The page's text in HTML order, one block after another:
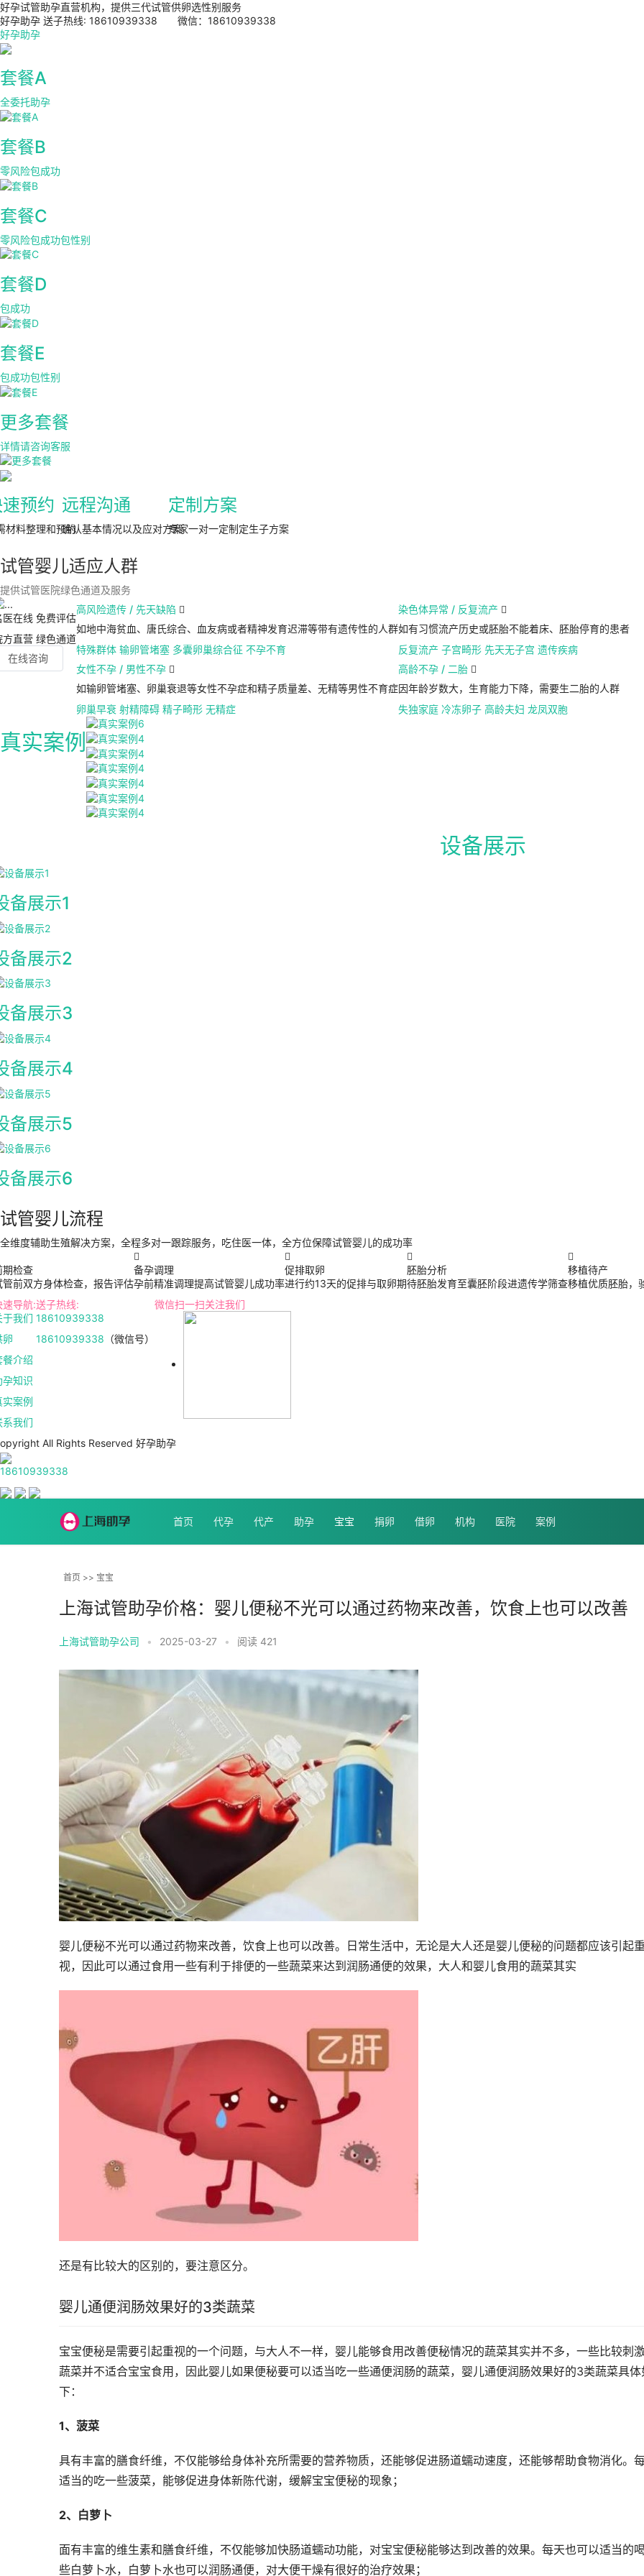
好孕试管助孕直营机构，提供三代试管供卵选性别服务
好孕助孕 送子热线: 18610939338 微信：18610939338
好孕助孕
套餐A
全委托助孕
套餐B
零风险包成功
套餐C
零风险包成功包性别
套餐D
包成功
套餐E
包成功包性别
更多套餐
详情请咨询客服
预约
材料整理和预约
远程沟通
确认基本情况以及应对方案
定制方案
专家一对一定制定生子方案
试管婴儿适应人群
提供试管医院绿色通道及服务
医在线 免费评估
方直营 绿色通道
在线咨询
高风险遗传 / 先天缺陷 
如地中海贫血、唐氏综合、血友病或者精神发育迟滞等带有遗传性的人群
特殊群体 输卵管堵塞 多囊卵巢综合征 不孕不育
女性不孕 / 男性不孕 
如输卵管堵塞、卵巢衰退等女性不孕症和精子质量差、无精等男性不育症
卵巢早衰 射精障碍 精子畸形 无精症
染色体异常 / 反复流产 
如有习惯流产历史或胚胎不能着床、胚胎停育的患者
反复流产 子宫畸形 先天无子宫 遗传疾病
高龄不孕 / 二胎 
因年龄岁数大，生育能力下降，需要生二胎的人群
失独家庭 冷冻卵子 高龄夫妇 龙凤双胞
真实案例
设备展示
备展示1
备展示2
备展示3
备展示4
备展示5
备展示6
试管婴儿流程
全维度辅助生殖解决方案，全程多对一跟踪服务，吃住医一体，全方位保障试管婴儿的成功率
期检查
管前双方身体检查，报告评估

备孕调理
孕前精准调理提高试管婴儿成功率

促排取卵
进行约13天的促排与取卵期

胚胎分析
待胚胎发育至囊胚阶段进遗传学筛查

移植待产
移植优质胚胎，
速导航:
于我们
卵
餐介绍
孕知识
实案例
系我们
送子热线:
18610939338
18610939338 （微信号）
微信扫一扫关注我们
All Rights Reserved 好孕助孕
18610939338
首页 代孕 代产 助孕 宝宝 捐卵 借卵 机构 医院 案例
首页 >> 宝宝
上海试管助孕价格：婴儿便秘不光可以通过药物来改善，饮食上也可以改善
上海试管助孕公司 • 2025-03-27 • 阅读 421
婴儿便秘不光可以通过药物来改善，饮食上也可以改善。日常生活中，无论是大人还是婴儿便秘的问题都应该引起
视，因此可以通过食用一些有利于排便的一些蔬菜来达到润肠通便的效果，大人和婴儿食用的蔬菜其实
还是有比较大的区别的，要注意区分。
婴儿通便润肠效果好的3类蔬菜
宝宝便秘是需要引起重视的一个问题，与大人不一样，婴儿能够食用改善便秘情况的蔬菜其实并不多，一些比较刺
蔬菜并不适合宝宝食用，因此婴儿如果便秘要可以适当吃一些通便润肠的蔬菜，婴儿通便润肠效果好的3类蔬菜具体
下：
1、菠菜
具有丰富的膳食纤维，不仅能够给身体补充所需要的营养物质，还能够促进肠道蠕动速度，还能够帮助食物消化。
适当的吃一些菠菜，能够促进身体新陈代谢，缓解宝宝便秘的现象；
2、白萝卜
面有丰富的维生素和膳食纤维，不仅能够加快肠道蠕动功能，对宝宝便秘能够达到改善的效果。每天也可以适当的
些白萝卜水，白萝卜水也可以润肠通便，对大便干燥有很好的治疗效果；